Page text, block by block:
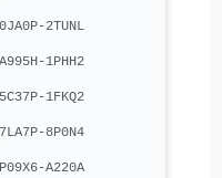
2TUNL
1PHH2
1FKQ2
8P0N4
A220A